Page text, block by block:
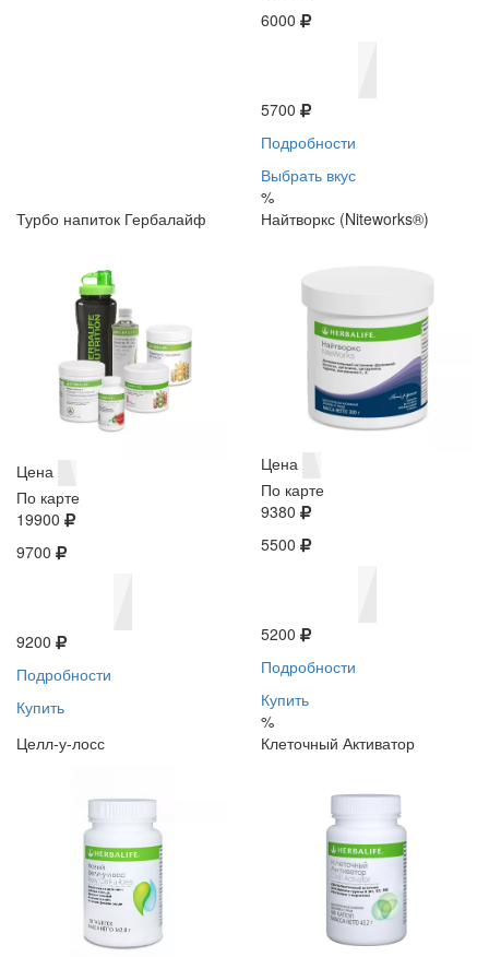
6000
5700
Подробности
Выбрать вкус
%
Турбо напиток Гербалайф
Цена
По карте
19900
9700
9200
Подробности
Купить
Найтворкс (Niteworks®)
Цена
По карте
9380
5500
5200
Подробности
Купить
%
Целл-у-лосс
Клеточный Активатор